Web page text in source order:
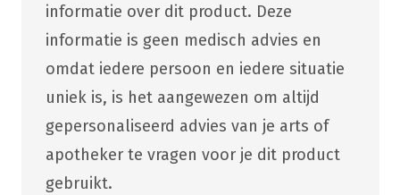
informatie over dit product. Deze
informatie is geen medisch advies en
omdat iedere persoon en iedere situatie
uniek is, is het aangewezen om altijd
gepersonaliseerd advies van je arts of
apotheker te vragen voor je dit product
gebruikt.